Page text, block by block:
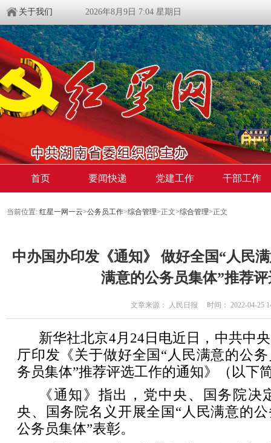
关于我们 2026年8月9日 7:04 星期日
首页 要闻快递 党建工作 干部工作
当前位置: 红星一网一云>公务员工作>综合管理>正文>综合管理>正文
中办国办印发《通知》 做好全国“人民
满意的公务员集体”推荐
文章来源： 人民日报 时间： 2022-04-25
新华社北京4月24日电近日，中共中
厅印发《关于做好全国“人民满意的公
务员集体”推荐评选工作的通知》（以下
《通知》指出，党中央、国务院决
央、国务院名义开展全国“人民满意的
公务员集体”表彰。